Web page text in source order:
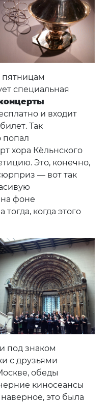
пятницам
специальная
и входит
Так
попал
хора Кёльнского
Это, конечно,
— вот так
фоне
когда этого
под знаком
с друзьями
обеды
киносеансы
это была